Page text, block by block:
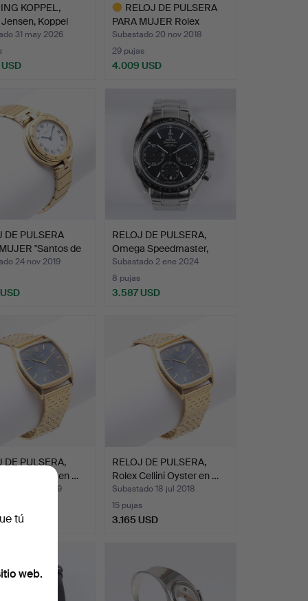
KOPPEL,
Koppel
31 may 2026
RELOJ DE PULSERA
PARA MUJER Rolex
Yacht-Ma…
Subastado 20 nov 2018
29 pujas
4.009 USD
seleccionado
DE PULSERA
"Santos de
24 nov 2019
RELOJ DE PULSERA,
Omega Speedmaster,
cronó…
Subastado 2 ene 2024
8 pujas
3.587 USD
DE PULSERA,
Cellini Oyster en …
24 mar 2019
RELOJ DE PULSERA,
Rolex Cellini Oyster en …
Subastado 18 jul 2018
15 pujas
3.165 USD
tú
web.